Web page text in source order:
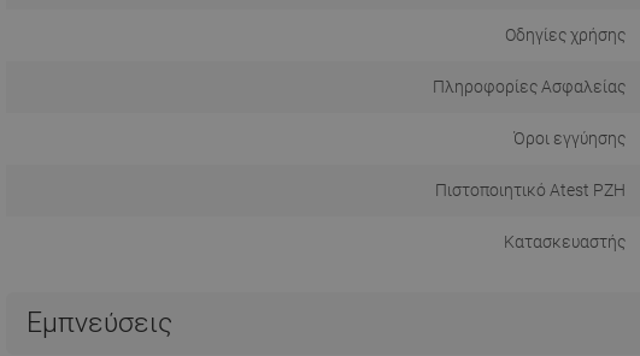
Οδηγίες χρήσης
Πληροφορίες Ασφαλείας
Όροι εγγύησης
Πιστοποιητικό Atest PZH
Κατασκευαστής
Εμπνεύσεις